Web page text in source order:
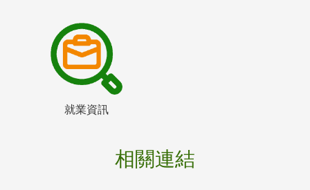
就業資訊
相關連結